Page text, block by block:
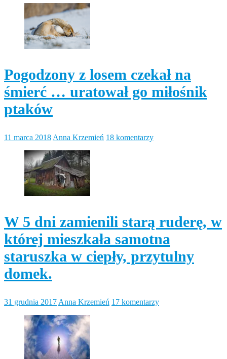
Pogodzony z losem czekał na
śmierć … uratował go miłośnik
ptaków
11 marca 2018 Anna Krzemień 18 komentarzy
W 5 dni zamienili starą ruderę, w
której mieszkała samotna
staruszka w ciepły, przytulny
domek.
31 grudnia 2017 Anna Krzemień 17 komentarzy